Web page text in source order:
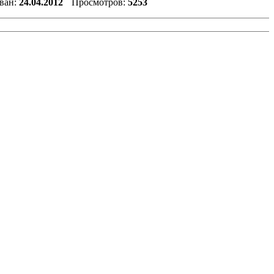
24.04.2012 Просмотров: 5253